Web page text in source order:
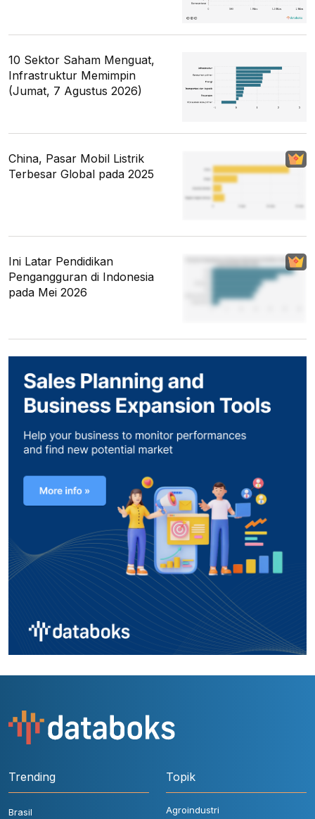
10 Sektor Saham Menguat,
Infrastruktur Memimpin
(Jumat, 7 Agustus 2026)
China, Pasar Mobil Listrik
Terbesar Global pada 2025
Ini Latar Pendidikan
Pengangguran di Indonesia
pada Mei 2026
Trending
Brasil
Topik
Agroindustri